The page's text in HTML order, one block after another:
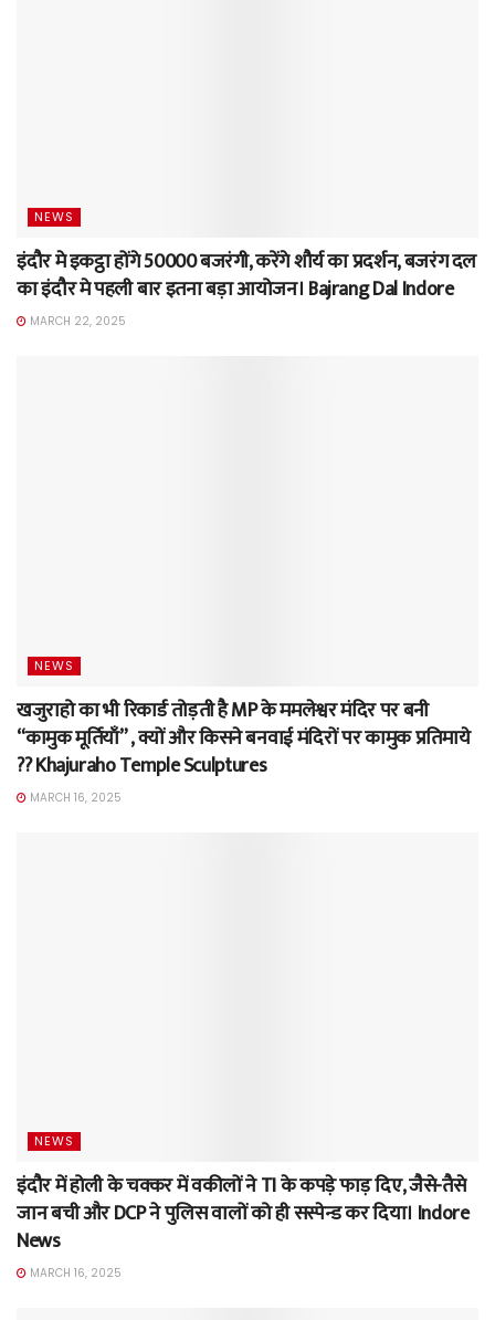
NEWS
इंदौर मे इकट्ठा होंगे 50000 बजरंगी, करेंगे शौर्य का प्रदर्शन, बजरंग दल
का इंदौर मे पहली बार इतना बड़ा आयोजन। Bajrang Dal Indore
MARCH 22, 2025
NEWS
खजुराहो का भी रिकार्ड तोड़ती है MP के ममलेश्वर मंदिर पर बनी
“कामुक मूर्तियाँ” , क्यों और किसने बनवाई मंदिरों पर कामुक प्रतिमाये
?? Khajuraho Temple Sculptures
MARCH 16, 2025
NEWS
इंदौर में होली के चक्कर में वकीलों ने TI के कपड़े फाड़ दिए, जैसे-तैसे
जान बची और DCP ने पुलिस वालों को ही सस्पेन्ड कर दिया। Indore
News
MARCH 16, 2025